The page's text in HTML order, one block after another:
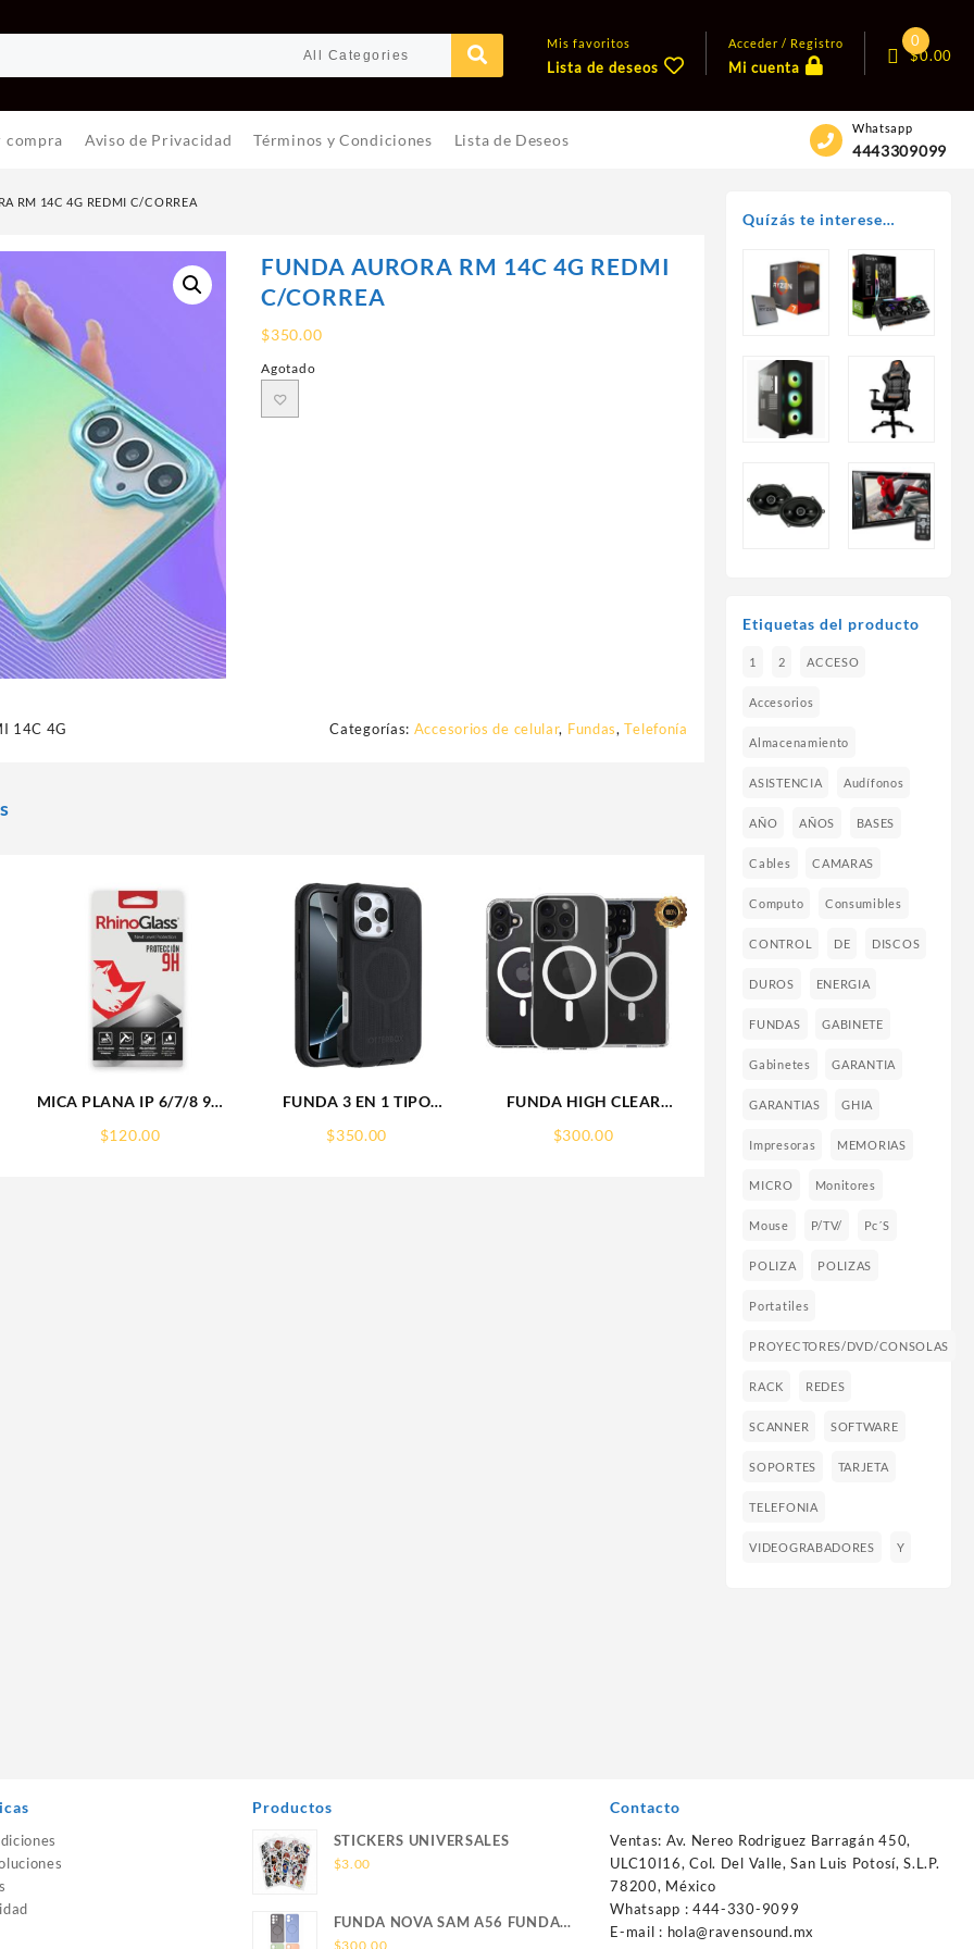
Mis favoritos
Lista de deseos
Acceder / Registro
Mi cuenta
0
$0.00
compra Aviso de Privacidad Términos y Condiciones Lista de Deseos
Whatsapp
4443309099
RM 14C 4G REDMI C/CORREA
FUNDA AURORA RM 14C 4G REDMI
C/CORREA
$350.00
Agotado
14C 4G Categorías: Accesorios de celular, Fundas,Telefonía
MICA PLANA IP 6/7/8 9H
$120.00
FUNDA 3 EN 1 TIPO
SAM S26 ULTRA SAMSUNG
$350.00
FUNDA HIGH CLEAR
WEKOVER
$300.00
Quízás te interese…
Etiquetas del producto
1 2 ACCESO
Accesorios
Almacenamiento
ASISTENCIA Audífonos
AÑO AÑOS BASES
Cables CAMARAS
Computo Consumibles
CONTROL DE DISCOS
DUROS ENERGIA
FUNDAS GABINETE
Gabinetes GARANTIA
GARANTIAS GHIA
Impresoras MEMORIAS
MICRO Monitores
Mouse P/TV/ Pc´s
POLIZA POLIZAS
Portatiles
PROYECTORES/DVD/CONSOLAS
RACK REDES
SCANNER SOFTWARE
SOPORTES TARJETA
TELEFONIA
VIDEOGRABADORES Y
Productos
STICKERS UNIVERSALES
$3.00
FUNDA NOVA SAM A56 FUNDA
SILICONA SIN SOPORTE
$300.00
Contacto
Ventas: Av. Nereo Rodriguez Barragán 450,
ULC10I16, Col. Del Valle, San Luis Potosí, S.L.P.
78200, México
Whatsapp : 444-330-9099
E-mail : hola@ravensound.mx